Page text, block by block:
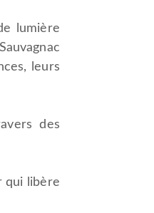
lumière
leurs
des
qui libère